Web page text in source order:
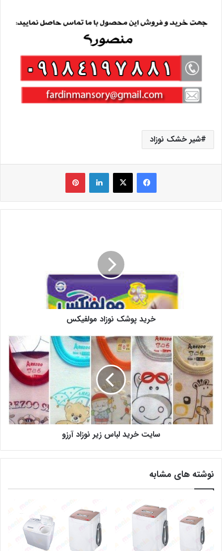
شیر خشک نوزاد
فیس بوک X لینکدین ‫پین‌ترست
خرید پوشک نوزاد مولفیکس
سایت خرید لباس زیر نوزاد آرزو
نوشته های مشابه